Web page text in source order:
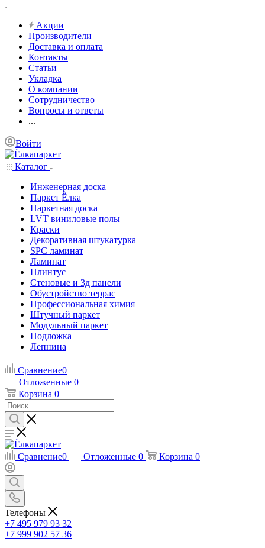
Акции
Производители
Доставка и оплата
Контакты
Статьи
Укладка
О компании
Сотрудничество
Вопросы и ответы
...
Войти
Каталог
Инженерная доска
Паркет Ёлка
Паркетная доска
LVT виниловые полы
Краски
Декоративная штукатурка
SPC ламинат
Ламинат
Плинтус
Стеновые и 3д панели
Обустройство террас
Профессиональная химия
Штучный паркет
Модульный паркет
Подложка
Лепнина
Сравнение0
Отложенные 0
Корзина 0
Сравнение0 Отложенные 0 Корзина 0
Телефоны
+7 495 979 93 32
+7 999 902 57 36